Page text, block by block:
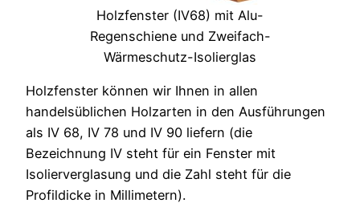
Holzfenster (IV68) mit Alu-
Regenschiene und Zweifach-
Wärmeschutz-Isolierglas
Holzfenster können wir Ihnen in allen
handelsüblichen Holzarten in den Ausführungen
als IV 68, IV 78 und IV 90 liefern (die
Bezeichnung IV steht für ein Fenster mit
Isolierverglasung und die Zahl steht für die
Profildicke in Millimetern).